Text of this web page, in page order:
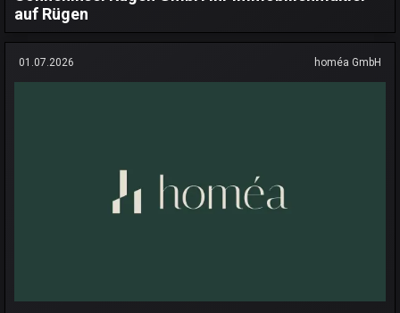
auf Rügen
01.07.2026 homéa GmbH